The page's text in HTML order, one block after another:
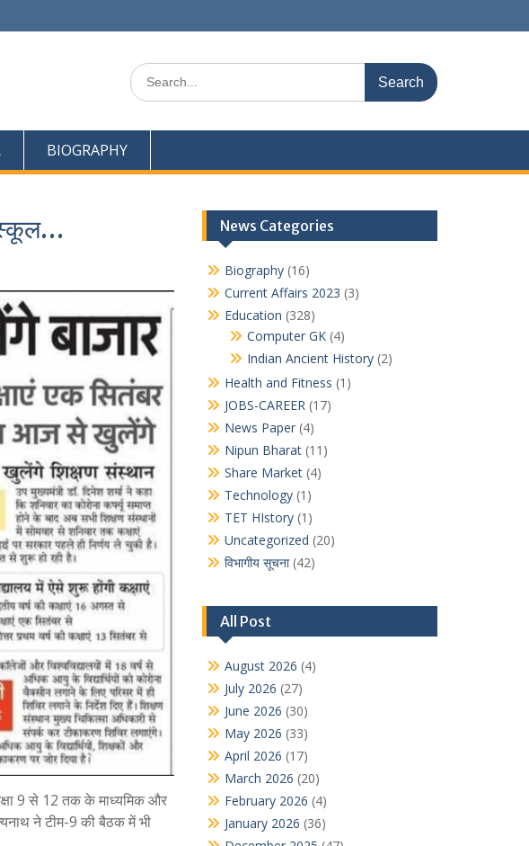
Search
for:
BIOGRAPHY
स्कूल…
9 से 12 तक के माध्यमिक और
ने टीम-9 की बैठक में भी
News Categories
Biography(16)
Current Affairs 2023 (3)
Education (328)
Computer GK(4)
Indian Ancient History(2)
Health and Fitness (1)
JOBS-CAREER(17)
News Paper(4)
Nipun Bharat(11)
Share Market(4)
Technology(1)
TET HIstory(1)
Uncategorized (20)
विभागीय सूचना(42)
All Post
August 2026 (4)
July 2026 (27)
June 2026 (30)
May 2026 (33)
April 2026 (17)
March 2026 (20)
February 2026 (4)
January 2026 (36)